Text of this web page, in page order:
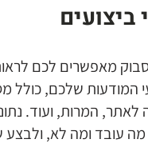
מאפשרים לכם
המודעות שלכם, כולל
המרות, ועוד.
עובד ומה לא, ולבצע